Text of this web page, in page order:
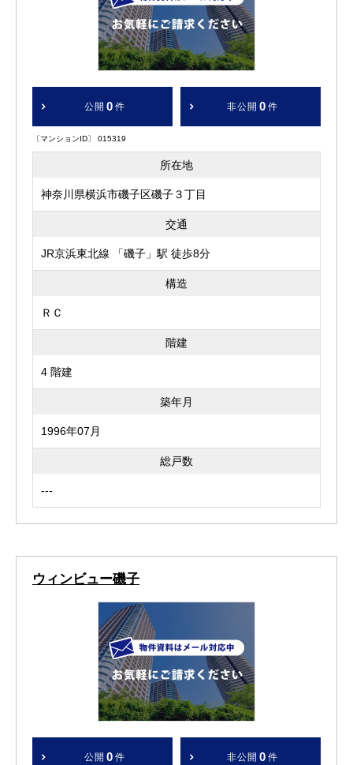
公開 0 件 非公開 0 件
〔マンションID〕 015319
所在地
神奈川県横浜市磯子区磯子３丁目
交通
JR京浜東北線 「磯子」駅 徒歩8分
構造
ＲＣ
階建
4 階建
築年月
1996年07月
総戸数
---
ウィンビュー磯子
公開 0 件 非公開 0 件